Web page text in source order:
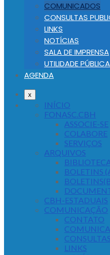
COMUNICADOS
CONSULTAS
LINKS
NOTÍCIAS
SALA DE IMPRENSA
UTILIDADE PÚBLICA
AGENDA
x
INÍCIO
FONASC.CBH
ASSOCIE-SE
COLABORE
SERVIÇOS
ARQUIVOS
BOLETINS
CBH-ESTADUAIS
COMUNICAÇÃO
CONTATO
LINKS